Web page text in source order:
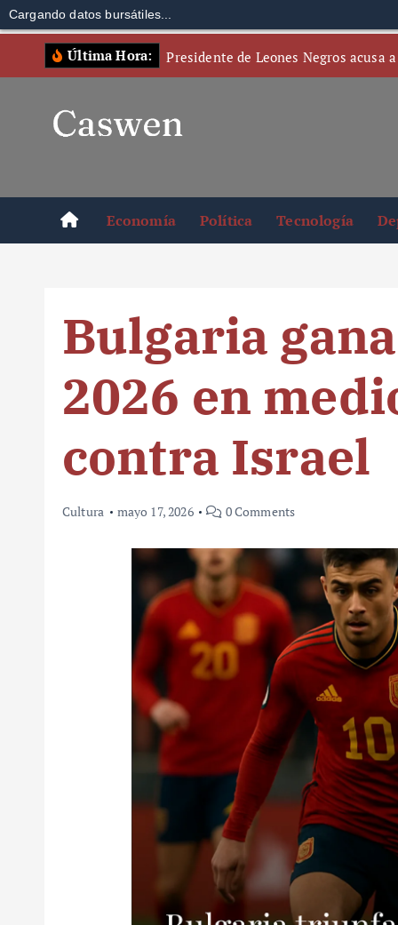
Cargando datos bursátiles...
Última Hora: Presidente de Leones Negros acusa
Economía Política Tecnología
Bulgaria
2026 en
contra Israel
Cultura mayo 17, 2026 0 Comments